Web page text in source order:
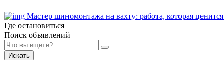
Мастер шиномонтажа на вахту: работа, которая ценится
Где остановиться
Поиск объявлений
Искать